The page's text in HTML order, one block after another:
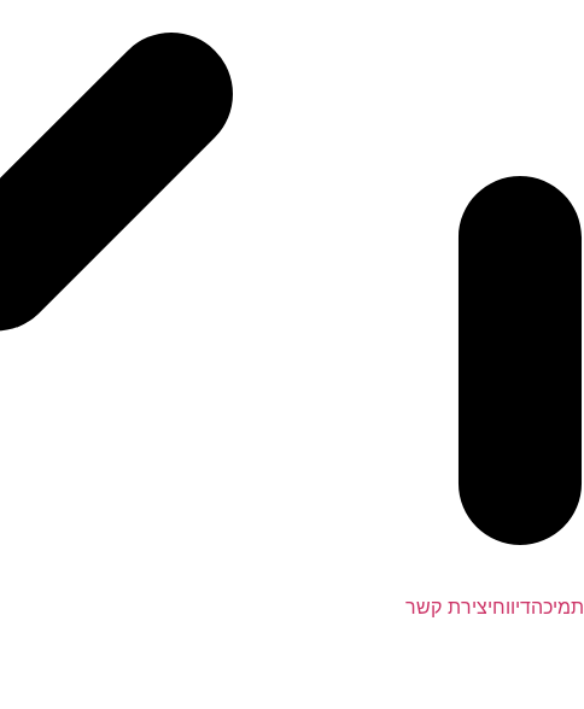
תמיכהדיווחיצירת קשר